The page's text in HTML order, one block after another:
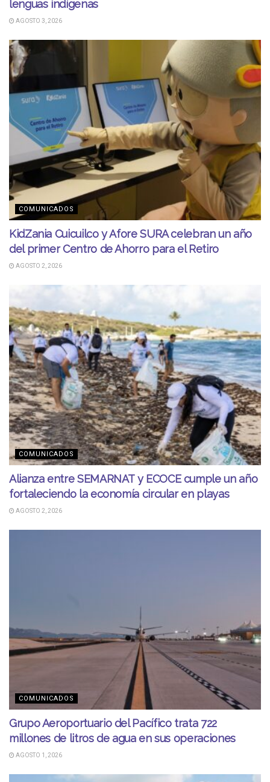
lenguas indígenas
AGOSTO 3, 2026
COMUNICADOS
KidZania Cuicuilco y Afore SURA celebran un año
del primer Centro de Ahorro para el Retiro
AGOSTO 2, 2026
COMUNICADOS
Alianza entre SEMARNAT y ECOCE cumple un año
fortaleciendo la economía circular en playas
AGOSTO 2, 2026
COMUNICADOS
Grupo Aeroportuario del Pacífico trata 722
millones de litros de agua en sus operaciones
AGOSTO 1, 2026